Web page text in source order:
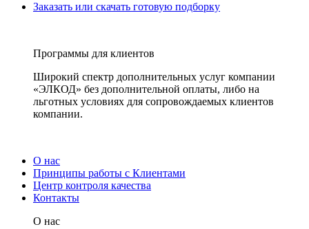
Заказать или скачать готовую подборку
Программы для клиентов
Широкий спектр дополнительных услуг компании
«ЭЛКОД» без дополнительной оплаты, либо на
льготных условиях для сопровождаемых клиентов
компании.
О нас
Принципы работы с Клиентами
Центр контроля качества
Контакты
О нас